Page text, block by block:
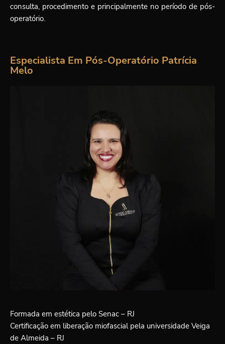
consulta, procedimento e principalmente no período de pós-
operatório.
Especialista Em Pós-Operatório Patrícia
Melo
Formada em estética pelo Senac – RJ
Certificação em liberação miofascial pela universidade Veiga
de Almeida – RJ